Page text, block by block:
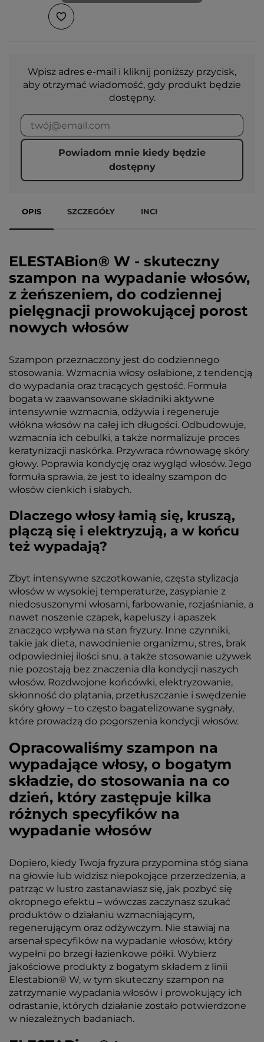
Wpisz adres e-mail i kliknij poniższy przycisk,
aby otrzymać wiadomość, gdy produkt będzie
dostępny.
Powiadom mnie kiedy będzie
dostępny
OPIS SZCZEGÓŁY INCI
ELESTABion® W - skuteczny
szampon na wypadanie włosów,
z żeńszeniem, do codziennej
pielęgnacji prowokującej porost
nowych włosów
Szampon przeznaczony jest do codziennego
stosowania. Wzmacnia włosy osłabione, z tendencją
do wypadania oraz tracących gęstość. Formuła
bogata w zaawansowane składniki aktywne
intensywnie wzmacnia, odżywia i regeneruje
włókna włosów na całej ich długości. Odbudowuje,
wzmacnia ich cebulki, a także normalizuje proces
keratynizacji naskórka. Przywraca równowagę skóry
głowy. Poprawia kondycję oraz wygląd włosów. Jego
formuła sprawia, że jest to idealny szampon do
włosów cienkich i słabych.
Dlaczego włosy łamią się, kruszą,
plączą się i elektryzują, a w końcu
też wypadają?
Zbyt intensywne szczotkowanie, częsta stylizacja
włosów w wysokiej temperaturze, zasypianie z
niedosuszonymi włosami, farbowanie, rozjaśnianie, a
nawet noszenie czapek, kapeluszy i apaszek
znacząco wpływa na stan fryzury. Inne czynniki,
takie jak dieta, nawodnienie organizmu, stres, brak
odpowiedniej ilości snu, a także stosowanie używek
nie pozostają bez znaczenia dla kondycji naszych
włosów. Rozdwojone końcówki, elektryzowanie,
skłonność do plątania, przetłuszczanie i swędzenie
skóry głowy – to często bagatelizowane sygnały,
które prowadzą do pogorszenia kondycji włosów.
Opracowaliśmy szampon na
wypadające włosy, o bogatym
składzie, do stosowania na co
dzień, który zastępuje kilka
różnych specyfików na
wypadanie włosów
Dopiero, kiedy Twoja fryzura przypomina stóg siana
na głowie lub widzisz niepokojące przerzedzenia, a
patrząc w lustro zastanawiasz się, jak pozbyć się
okropnego efektu – wówczas zaczynasz szukać
produktów o działaniu wzmacniającym,
regenerującym oraz odżywczym. Nie stawiaj na
arsenał specyfików na wypadanie włosów, który
wypełni po brzegi łazienkowe półki. Wybierz
jakościowe produkty z bogatym składem z linii
Elestabion® W, w tym skuteczny szampon na
zatrzymanie wypadania włosów i prowokujący ich
odrastanie, których działanie zostało potwierdzone
w niezależnych badaniach.